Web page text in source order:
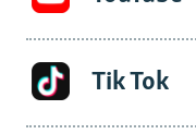
Tik Tok